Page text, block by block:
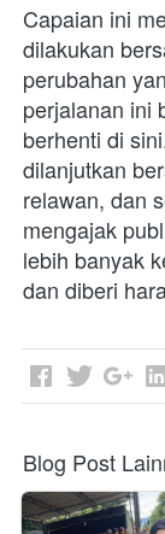
Capaian ini
dilakukan
perubahan
perjalanan ini
berhenti di
dilanjutkan
relawan, dan
mengajak
lebih banyak
dan diberi
Blog Post